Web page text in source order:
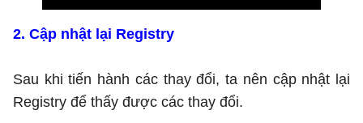
2. Cập nhật lại Registry
Sau khi tiến hành các thay đổi, ta nên cập nhật lại
Registry để thấy được các thay đổi.